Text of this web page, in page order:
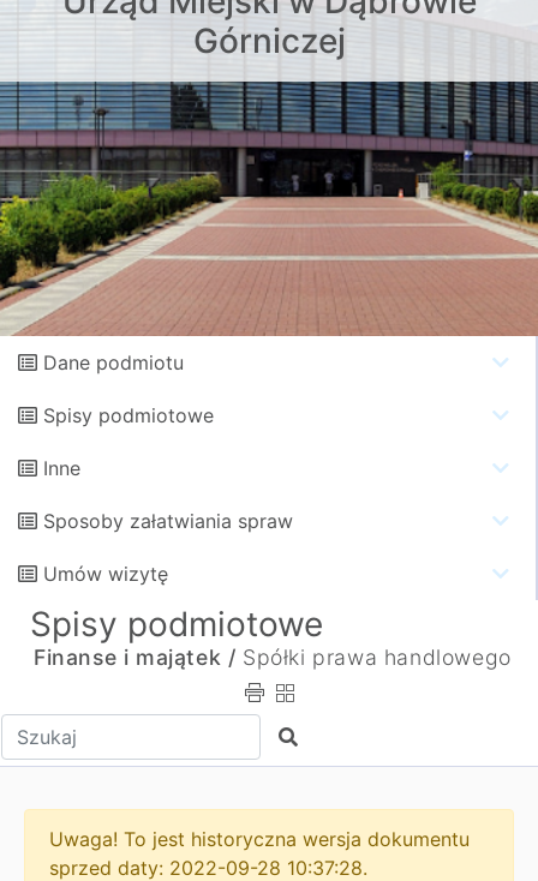
Górniczej
Dane podmiotu
Spisy podmiotowe
Inne
Sposoby załatwiania spraw
Umów wizytę
Spisy podmiotowe
Finanse i majątek / Spółki prawa handlowego
Wpisz tekst do wyszukania Szukaj
Uwaga! To jest historyczna wersja dokumentu
sprzed daty: 2022-09-28 10:37:28.